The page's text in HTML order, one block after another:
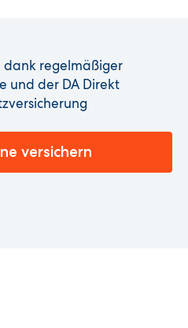
dank regelmäßiger
und der DA Direkt
versichern